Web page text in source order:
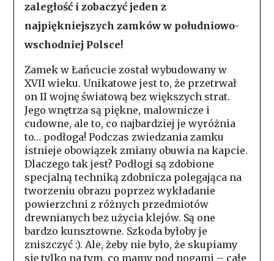
zaległość i zobaczyć jeden z
najpiękniejszych zamków w południowo-
wschodniej Polsce!
Zamek w Łańcucie został wybudowany w
XVII wieku. Unikatowe jest to, że przetrwał
on II wojnę światową bez większych strat.
Jego wnętrza są piękne, malownicze i
cudowne, ale to, co najbardziej je wyróżnia
to… podłoga! Podczas zwiedzania zamku
istnieje obowiązek zmiany obuwia na kapcie.
Dlaczego tak jest? Podłogi są zdobione
specjalną techniką zdobnicza polegająca na
tworzeniu obrazu poprzez wykładanie
powierzchni z różnych przedmiotów
drewnianych bez użycia klejów. Są one
bardzo kunsztowne. Szkoda byłoby je
zniszczyć :). Ale, żeby nie było, że skupiamy
się tylko na tym, co mamy pod nogami – całe